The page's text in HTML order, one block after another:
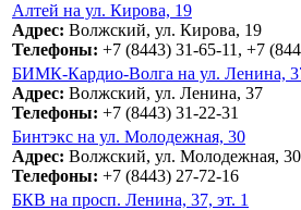
Алтей на ул. Кирова, 19
Адрес: Волжский, ул. Кирова, 19
Телефоны: +7 (8443) 31-65-11, +7
БИМК-Кардио-Волга на ул. Ленина,
Адрес: Волжский, ул. Ленина, 37
Телефоны: +7 (8443) 31-22-31
Бинтэкс на ул. Молодежная, 30
Адрес: Волжский, ул. Молодежная, 30
Телефоны: +7 (8443) 27-72-16
БКВ на просп. Ленина, 37, эт. 1